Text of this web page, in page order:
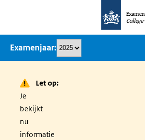
naar
inhoud
College
Examenjaar
Let op:
Je
bekijkt
nu
informatie